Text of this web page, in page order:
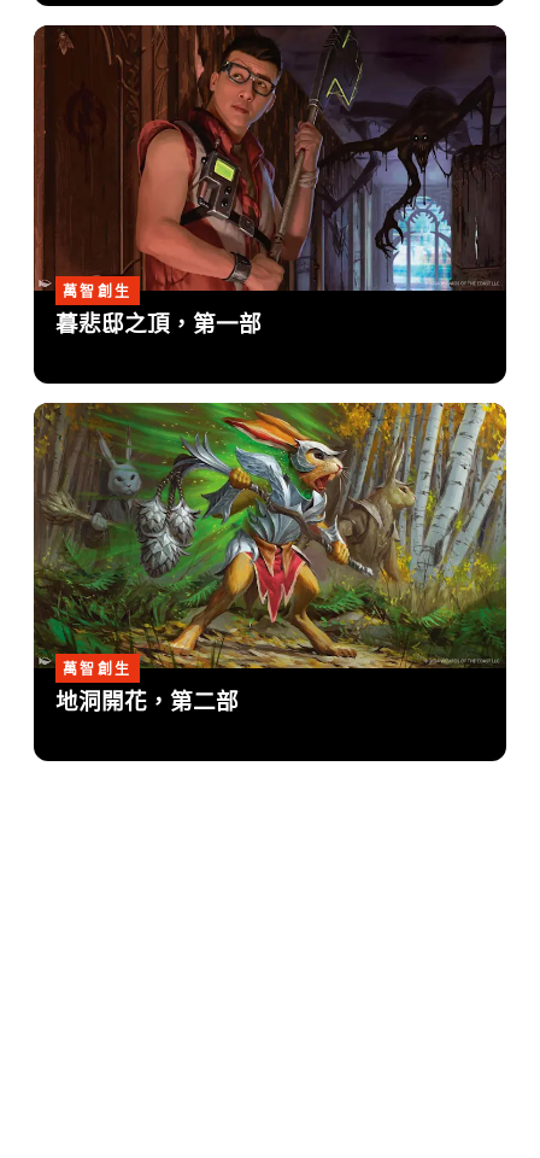
萬智創生
暮悲邸之頂，第一部
萬智創生
地洞開花，第二部